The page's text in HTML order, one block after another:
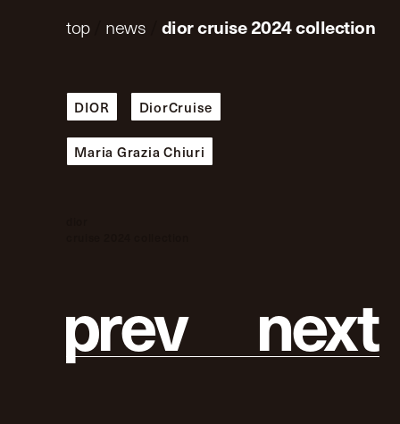
top/ news dior cruise 2024 collection
DIOR DiorCruise
Maria Grazia Chiuri
prev next